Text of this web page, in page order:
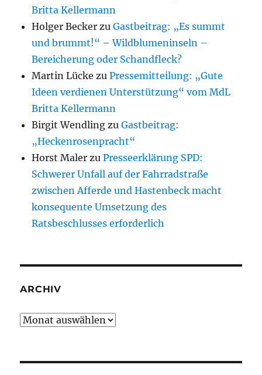
Britta Kellermann
Holger Becker zuGastbeitrag: „Es summt
und brummt!“ – Wildblumeninseln –
Bereicherung oder Schandfleck?
Martin Lücke zuPressemitteilung: „Gute
Ideen verdienen Unterstützung“ vom MdL
Britta Kellermann
Birgit Wendling zuGastbeitrag:
„Heckenrosenpracht“
Horst Maler zuPresseerklärung SPD:
Schwerer Unfall auf der Fahrradstraße
zwischen Afferde und Hastenbeck macht
konsequente Umsetzung des
Ratsbeschlusses erforderlich
ARCHIV
Archiv